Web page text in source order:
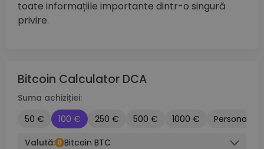
toate informațiile importante dintr-o singură
privire.
Bitcoin Calculator DCA
Suma achiziției:
50 €
100 € 250 € 500 € 1000 €
Personalizat
Valută:
Bitcoin BTC